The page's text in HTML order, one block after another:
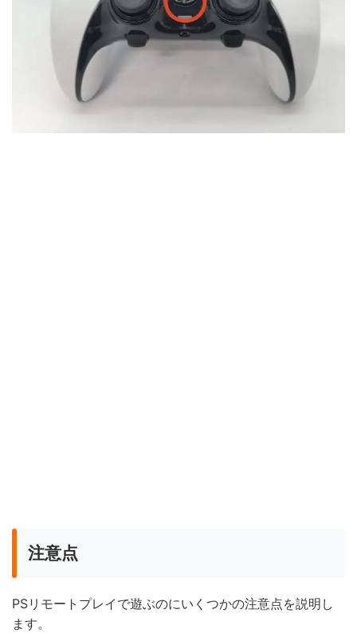
注意点
PSリモートプレイで遊ぶのにいくつかの注意点を説明し
ます。